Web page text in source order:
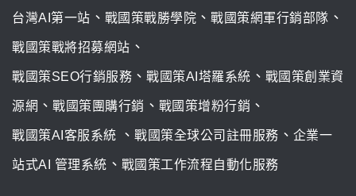
台灣AI第一站 、 戰國策戰勝學院 、 戰國策網軍行銷部隊 、
戰國策戰將招募網站 、
戰國策SEO行銷服務 、 戰國策AI塔羅系統 、 戰國策創業資
源網 、 戰國策團購行銷 、 戰國策增粉行銷 、
戰國策AI客服系統 、 戰國策全球公司註冊服務 、 企業一
站式AI 管理系統 、 戰國策工作流程自動化服務